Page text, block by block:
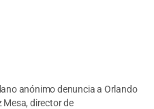
anónimo denuncia a Orlando
Mesa, director de